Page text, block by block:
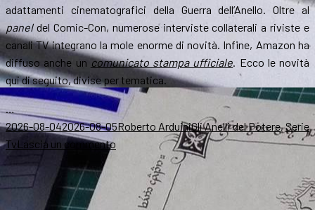
adattamenti cinematografici della Guerra dell’Anello. Oltre al
panel del Comic-Con, numerose interviste collaterali a riviste e
canali TV integrano la mole enorme di novità. Infine, Amazon ha
diffuso anche un comunicato stampa ufficiale. Ecco le novità
qui di seguito, divise per tematica.
…
Scritto
il
2026-08-042026-08-05Autore
Roberto ArduiniCategorie
Gli Anelli del Potere,Serie
TvLascia un commento
Diego,